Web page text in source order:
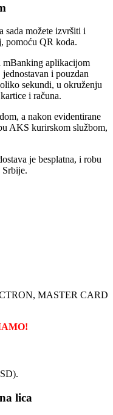
sada možete izvršiti i
pomoću QR koda.
mBanking aplikacijom
jednostavan i pouzdan
sekundi, u okruženju
i računa.
a nakon evidentirane
AKS kurirskom službom,
je besplatna, i robu
MASTER CARD
lica